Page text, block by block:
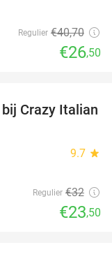
Regulier €40,70
€26,50
27%
Crazy Italian
9.7 star
Regulier €32
€23,50